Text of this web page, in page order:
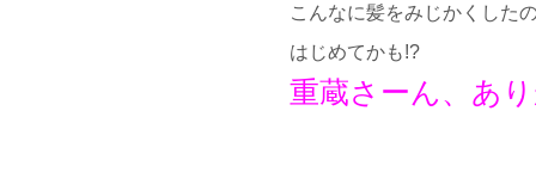
こんなに髪をみじかくした
はじめてかも!?
重蔵さーん、あ